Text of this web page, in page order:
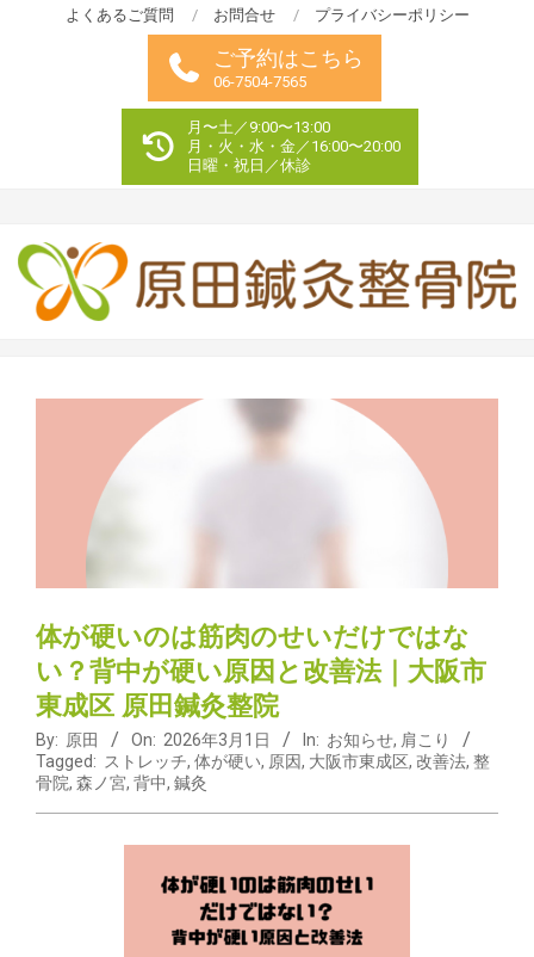
よくあるご質問 お問合せ プライバシーポリシー
ご予約はこちら
06-7504-7565
月〜土／9:00〜13:00
月・火・水・金／16:00〜20:00
日曜・祝日／休診
体が硬いのは筋肉のせいだけではな
い？背中が硬い原因と改善法｜大阪市
東成区 原田鍼灸整院
By: 原田 On: 2026年3月1日 In: お知らせ, 肩こり
Tagged: ストレッチ, 体が硬い, 原因, 大阪市東成区, 改善法, 整
骨院, 森ノ宮, 背中, 鍼灸